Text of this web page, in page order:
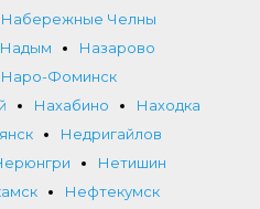
Набережные Челны
Надым
Назарово
Наро-Фоминск
Нахабино
Находка
Недригайлов
Нетишин
Нефтекумск